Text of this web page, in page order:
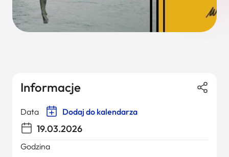
Informacje
Data Dodaj do kalendarza
19.03.2026
Godzina